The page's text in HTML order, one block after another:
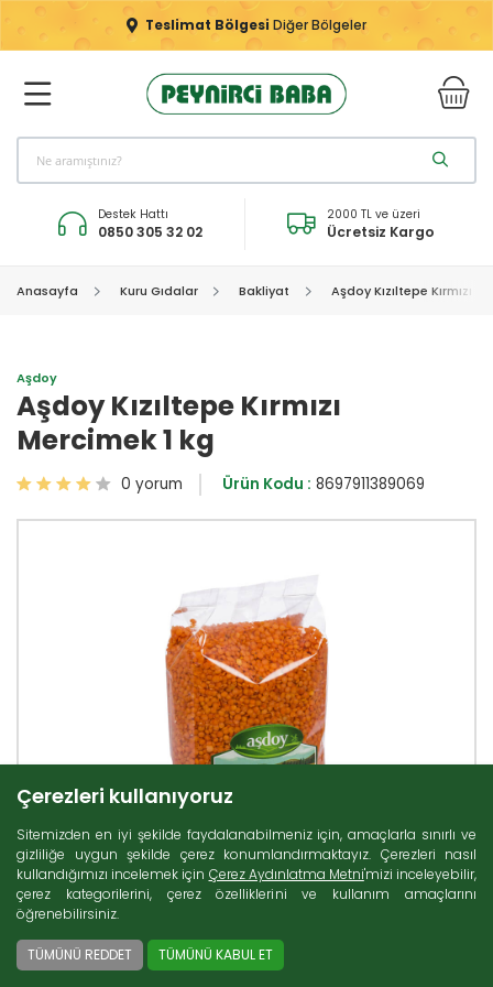
Teslimat Bölgesi Diğer Bölgeler
Destek Hattı
0850 305 32 02
2000 TL ve üzeri
Ücretsiz Kargo
Anasayfa Kuru Gıdalar Bakliyat Aşdoy Kızıltepe Kırmızı
Aşdoy
Aşdoy Kızıltepe Kırmızı
Mercimek 1 kg
0 yorum Ürün Kodu : 8697911389069
Çerezleri kullanıyoruz
Sitemizden en iyi şekilde faydalanabilmeniz için, amaçlarla sınırlı ve
gizliliğe uygun şekilde çerez konumlandırmaktayız. Çerezleri nasıl
kullandığımızı incelemek için Çerez Aydınlatma Metni'mizi inceleyebilir,
çerez kategorilerini, çerez özelliklerini ve kullanım amaçlarını
öğrenebilirsiniz.
TÜMÜNÜ REDDET TÜMÜNÜ KABUL ET